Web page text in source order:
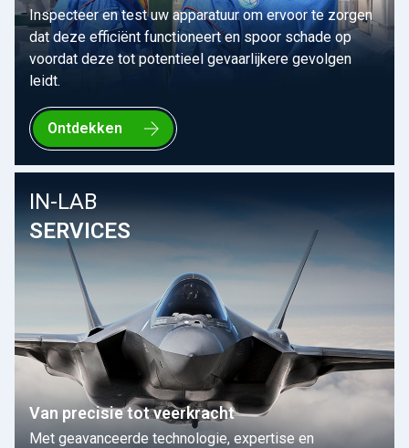
Inspecteer en test uw apparatuur om ervoor te zorgen
dat deze efficiënt functioneert en spoor schade op
voordat deze tot potentieel gevaarlijkere gevolgen
leidt.
Ontdekken
IN-LAB
SERVICES
Van precisie tot veerkracht
Met geavanceerde technologie, expertise en